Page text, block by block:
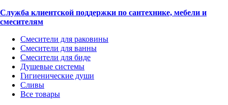
Служба клиентской поддержки по сантехнике, мебели и
смесителям
Смесители для раковины
Смесители для ванны
Смесители для биде
Душевые системы
Гигиенические души
Сливы
Все товары